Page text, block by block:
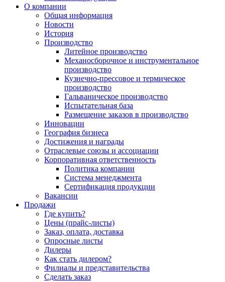
О компании
Общая информация
Новости
История
Производство
Литейное производство
Механосборочное и инструментальное
производство
Кузнечно-прессовое и термическое
производство
Гальваническое производство
Испытательная база
Размещение заказов в производство
Инновации
География бизнеса
Достижения и награды
Отраслевые союзы и ассоциации
Корпоративная ответственность
Политика компании
Система менеджмента
Сертификация продукции
Вакансии
Продажи
Где купить?
Цены (прайс-листы)
Заказ, оплата, доставка
Опросные листы
Дилеры
Как стать дилером?
Филиалы и представительства
Сделать заказ